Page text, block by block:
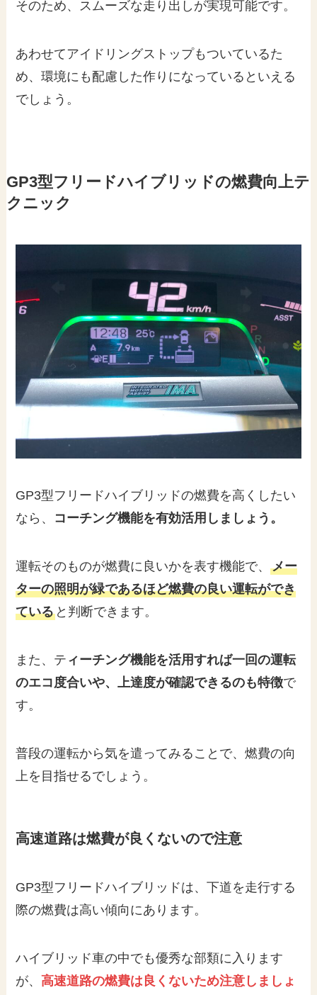
そのため、スムーズな走り出しが実現可能です。
あわせてアイドリングストップもついているた
め、環境にも配慮した作りになっているといえる
でしょう。
GP3型フリードハイブリッドの燃費向上テ
クニック
GP3型フリードハイブリッドの燃費を高くしたい
なら、 コーチング機能を有効活用しましょう。
運転そのものが燃費に良いかを表す機能で、メー
ターの照明が緑であるほど燃費の良い運転ができ
ている と判断できます。
また、テ ィーチング機能を活用すれば一回の運転
のエコ度合いや、上達度が確認できるのも特徴で
す。
普段の運転から気を遣ってみることで、燃費の向
上を目指せるでしょう。
高速道路は燃費が良くないので注意
GP3型フリードハイブリッドは、下道を走行する
際の燃費は高い傾向にあります。
ハイブリッド車の中でも優秀な部類に入ります
が、高速道路の燃費は良くないため注意しましょ